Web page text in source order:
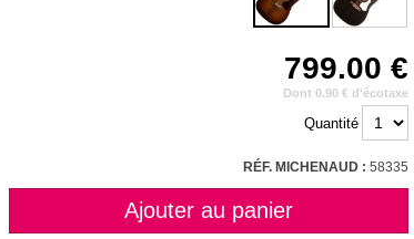
799.00
Dont 0.90 € d'écotaxe
Quantité
RÉF. MICHENAUD : 58335